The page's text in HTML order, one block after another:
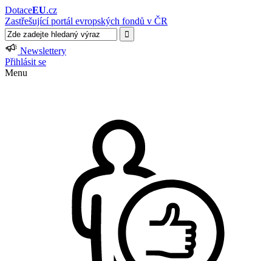
DotaceEU.cz
Zastřešující portál evropských fondů v ČR
Newslettery
Přihlásit se
Menu